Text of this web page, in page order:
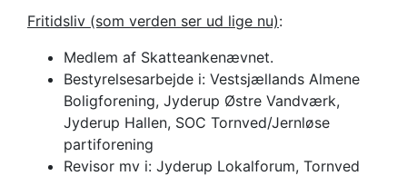
Fritidsliv (som verden ser ud lige nu):
Medlem af Skatteankenævnet.
Bestyrelsesarbejde i: Vestsjællands Almene
Boligforening, Jyderup Østre Vandværk,
Jyderup Hallen, SOC Tornved/Jernløse
partiforening
Revisor mv i: Jyderup Lokalforum, Tornved